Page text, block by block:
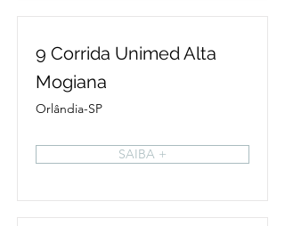
9 Corrida Unimed Alta
Mogiana
Orlândia-SP
SAIBA +